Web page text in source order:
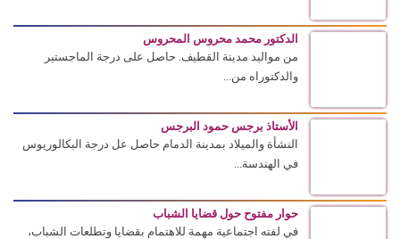
الدكتور محمد محروس المحروس
من مواليد مدينة القطيف. حاصل على درجة الماجستير
والدكتوراه من...
الأستاذ برجس حمود البرجس
النشأة والميلاد بمدينة الدمام حاصل عل درجة البكالوريوس
في الهندسة...
حوار مفتوح حول قضايا الشباب
في لفته اجتماعية مهمة للاهتمام بقضايا وتطلعات الشباب،